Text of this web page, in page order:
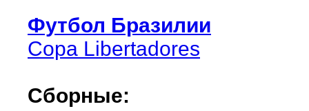
Футбол Бразилии
Copa Libertadores
Сборные: